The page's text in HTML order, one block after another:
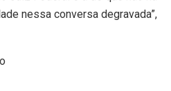
nessa conversa degravada”,